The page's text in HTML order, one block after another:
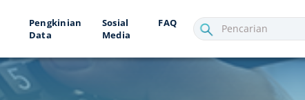
Pengkinian
Data
Sosial
Media
FAQ